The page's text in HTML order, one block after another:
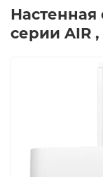
Настенная
серии AIR ,